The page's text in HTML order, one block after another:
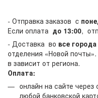
- Отправка заказов с
Если оплата до 13:00,
- Доставка во все
отделения «Новой
в зависит от региона.
Оплата:
онлайн на сайте через
любой банковской